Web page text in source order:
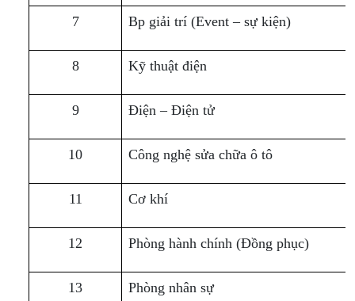
7 Bp giải trí (Event – sự kiện)
8 Kỹ thuật điện
9 Điện – Điện tử
10 Công nghệ sửa chữa ô tô
11 Cơ khí
12 Phòng hành chính (Đồng phục)
13 Phòng nhân sự